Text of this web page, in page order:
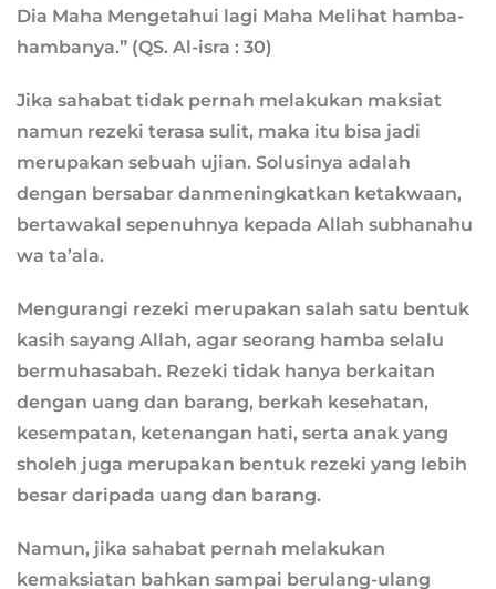
Dia Maha Mengetahui lagi Maha Melihat hamba-
hambanya.” (QS. Al-isra : 30)
Jika sahabat tidak pernah melakukan maksiat
namun rezeki terasa sulit, maka itu bisa jadi
merupakan sebuah ujian. Solusinya adalah
dengan bersabar danmeningkatkan ketakwaan,
bertawakal sepenuhnya kepada Allah subhanahu
wa ta’ala.
Mengurangi rezeki merupakan salah satu bentuk
kasih sayang Allah, agar seorang hamba selalu
bermuhasabah. Rezeki tidak hanya berkaitan
dengan uang dan barang, berkah kesehatan,
kesempatan, ketenangan hati, serta anak yang
sholeh juga merupakan bentuk rezeki yang lebih
besar daripada uang dan barang.
Namun, jika sahabat pernah melakukan
kemaksiatan bahkan sampai berulang-ulang